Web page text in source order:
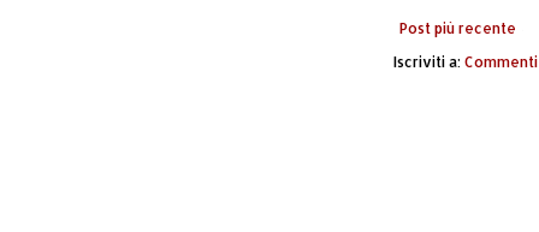
Post più recente
Iscriviti a: